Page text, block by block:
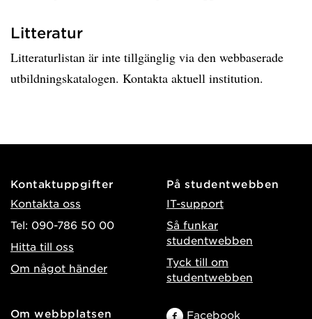
Litteratur
Litteraturlistan är inte tillgänglig via den webbaserade
utbildningskatalogen. Kontakta aktuell institution.
Kontaktuppgifter
Kontakta oss
Tel: 090-786 50 00
Hitta till oss
Om något händer
På studentwebben
IT-support
Så funkar
studentwebben
Tyck till om
studentwebben
Om webbplatsen Facebook